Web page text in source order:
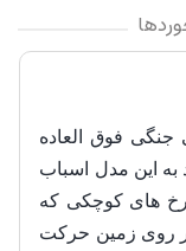
جنگی فوق العاده
به این مدل اسباب
های کوچکی که
روی زمین حرکت